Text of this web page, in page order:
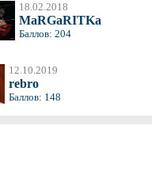
18.02.2018
MaRGaRITKa
Баллов: 204
12.10.2019
rebro
Баллов: 148